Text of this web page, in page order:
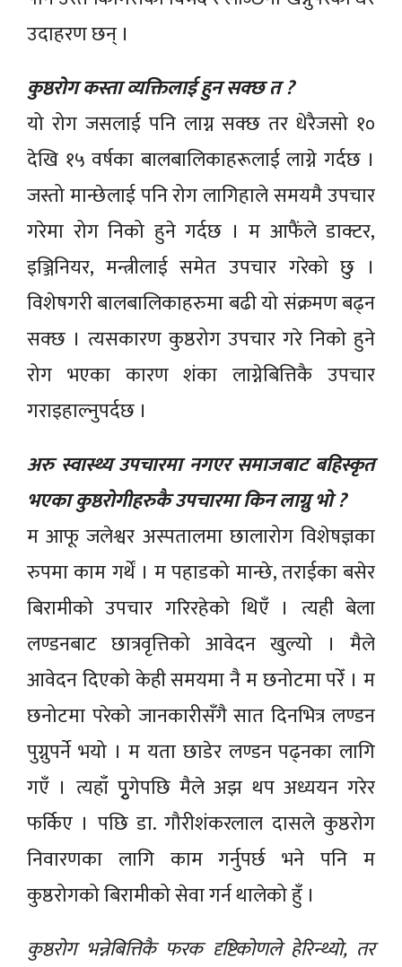
उदाहरण छन् ।
कुष्ठरोग कस्ता व्यक्तिलाई हुन सक्छ त ?
यो रोग जसलाई पनि लाग्न सक्छ तर धेरैजसो १०
देखि १५ वर्षका बालबालिकाहरूलाई लाग्ने गर्दछ ।
जस्तो मान्छेलाई पनि रोग लागिहाले समयमै उपचार
गरेमा रोग निको हुने गर्दछ । म आफैंले डाक्टर,
इञ्जिनियर, मन्त्रीलाई समेत उपचार गरेको छु ।
विशेषगरी बालबालिकाहरुमा बढी यो संक्रमण बढ्न
सक्छ । त्यसकारण कुष्ठरोग उपचार गरे निको हुने
रोग भएका कारण शंका लाग्नेबित्तिकै उपचार
गराइहाल्नुपर्दछ ।
अरु स्वास्थ्य उपचारमा नगएर समाजबाट बहिस्कृत
भएका कुष्ठरोगीहरुकै उपचारमा किन लाग्नु भो ?
म आफू जलेश्वर अस्पतालमा छालारोग विशेषज्ञका
रुपमा काम गर्थें । म पहाडको मान्छे, तराईका बसेर
बिरामीको उपचार गरिरहेको थिएँ । त्यही बेला
लण्डनबाट छात्रवृत्तिको आवेदन खुल्यो । मैले
आवेदन दिएको केही समयमा नै म छनोटमा परेँ । म
छनोटमा परेको जानकारीसँगै सात दिनभित्र लण्डन
पुग्नुपर्ने भयो । म यता छाडेर लण्डन पढ्नका लागि
गएँ । त्यहाँ पृुगेपछि मैले अझ थप अध्ययन गरेर
फर्किए । पछि डा. गौरीशंकरलाल दासले कुष्ठरोग
निवारणका लागि काम गर्नुपर्छ भने पनि म
कुष्ठरोगको बिरामीको सेवा गर्न थालेको हुँ ।
कुष्ठरोग भन्नेबित्तिकै फरक दृष्टिकोणले हेरिन्थ्यो, तर